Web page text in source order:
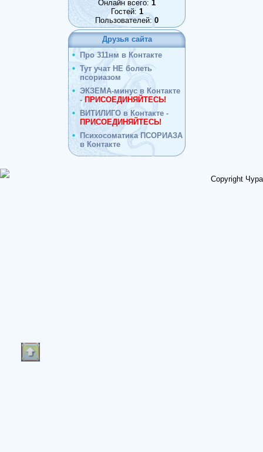
Онлайн всего: 1
Гостей: 1
Пользователей: 0
Друзья сайта
Про 311нм в Контакте
Тут учат НЕ болеть
псориазом
ЭКЗЕМА-минус в Контакте
-ПРИСОЕДИНЯЙТЕСЬ!
ВИТИЛИГО в Контакте -
ПРИСОЕДИНЯЙТЕСЬ!
Психосоматика ПСОРИАЗА
в Контакте
Copyright